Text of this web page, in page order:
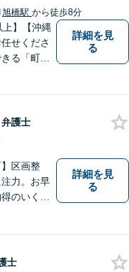
旭橋駅 から徒歩8分
上】【沖縄
せくださ
る「町医
く悩まれ
。ぜひご
詳細を見
る
弁護士
】区画整
力。お早
のいく解
サポート
詳細を見
る
士